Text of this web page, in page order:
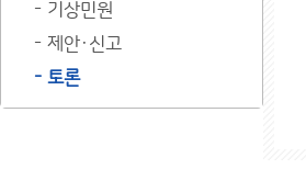
기상민원
제안·신고
토론